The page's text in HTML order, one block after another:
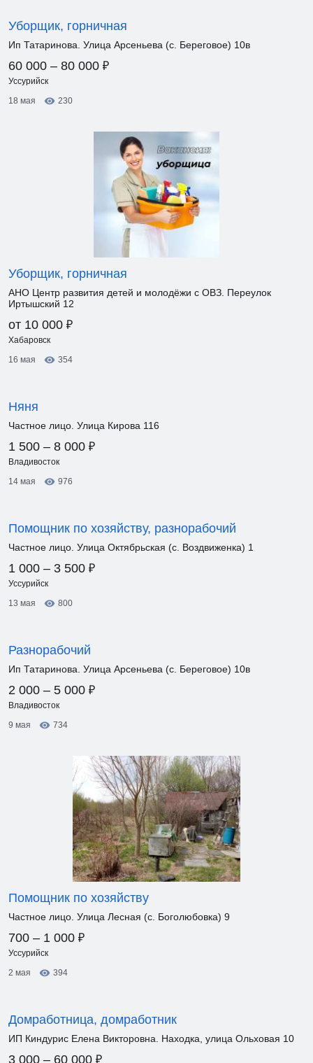
Уборщик, горничная
Ип Татаринова. Улица Арсеньева (с. Береговое) 10в
60 000 – 80 000 ₽
Уссурийск
18 мая
230
Уборщик, горничная
АНО Центр развития детей и молодёжи с ОВЗ. Переулок
Иртышский 12
от 10 000 ₽
Хабаровск
16 мая
354
Няня
Частное лицо. Улица Кирова 116
1 500 – 8 000 ₽
Владивосток
14 мая
976
Помощник по хозяйству, разнорабочий
Частное лицо. Улица Октябрьская (с. Воздвиженка) 1
1 000 – 3 500 ₽
Уссурийск
13 мая
800
Разнорабочий
Ип Татаринова. Улица Арсеньева (с. Береговое) 10в
2 000 – 5 000 ₽
Владивосток
9 мая
734
Помощник по хозяйству
Частное лицо. Улица Лесная (с. Боголюбовка) 9
700 – 1 000 ₽
Уссурийск
2 мая
394
Домработница, домработник
ИП Киндурис Елена Викторовна. Находка, улица Ольховая 10
3 000 – 60 000 ₽